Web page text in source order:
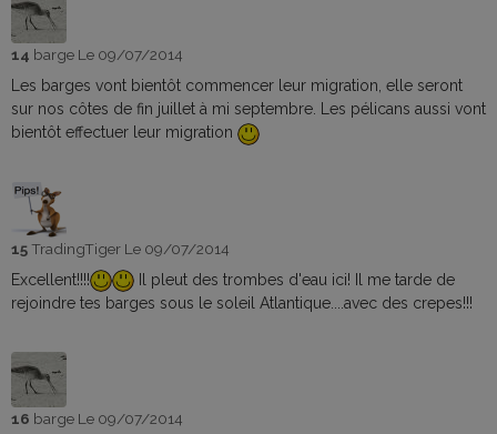
14 barge Le 09/07/2014
Les barges vont bientôt commencer leur migration, elle seront
sur nos côtes de fin juillet à mi septembre. Les pélicans aussi vont
bientôt effectuer leur migration
15TradingTiger Le 09/07/2014
Excellent!!!!
Il pleut des trombes d'eau ici! Il me tarde de
rejoindre tes barges sous le soleil Atlantique....avec des crepes!!!
16 barge Le 09/07/2014